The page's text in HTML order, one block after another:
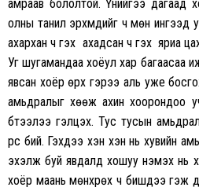
амраав бололтой. Үүнийгээ дагаад
олны танил эрхмүүдийг ч мөн ингээд
ахархан ч гэх үү ахадсан ч гэх үү яриа
Уг шугамандаа хоёул хар багаасаа
явсан хоёр өрх гэрээ аль уже
амьдралыг хөөж ахин хоорондоо
бүтээлээ гэлцэх. Тус тусын
үрс бий. Гэхдээ хэн хэн нь хувийн
эхэлж буй явдалд хошуу нэмэх нь
хоёр маань мөнхрөх ч бишдээ гэж